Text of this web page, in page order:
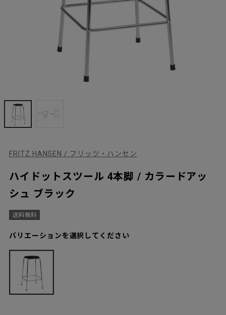
FRITZ HANSEN / フリッツ・ハンセン
ハイドットスツール 4本脚 / カラードアッ
シュ ブラック
バリエーションを選択してください